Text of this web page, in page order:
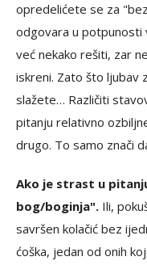
opredelićete se za
odgovara u potpunosti
već nekako rešiti, zar
iskreni. Zato što ljubav
slažete… Različiti
pitanju relativno
drugo. To samo znači
Ako je strast u
bog/boginja". Ili,
savršen kolačić bez
ćoška, jedan od onih